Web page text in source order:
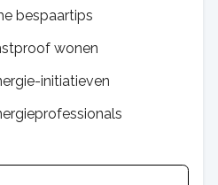
bespaartips
wonen
initiatieven